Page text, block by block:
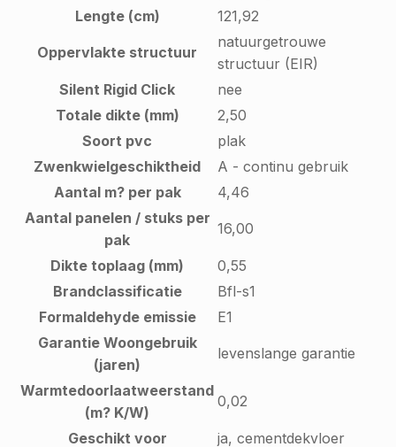
Lengte (cm)
121,92
Oppervlakte structuur
natuurgetrouwe
structuur (EIR)
Silent Rigid Click
nee
Totale dikte (mm)
2,50
Soort pvc
plak
Zwenkwielgeschiktheid
A - continu gebruik
Aantal m? per pak
4,46
Aantal panelen / stuks per
pak
16,00
Dikte toplaag (mm)
0,55
Brandclassificatie
Bfl-s1
Formaldehyde emissie
E1
Garantie Woongebruik
(jaren)
levenslange garantie
Warmtedoorlaatweerstand
(m? K/W)
0,02
Geschikt voor ja, cementdekvloer